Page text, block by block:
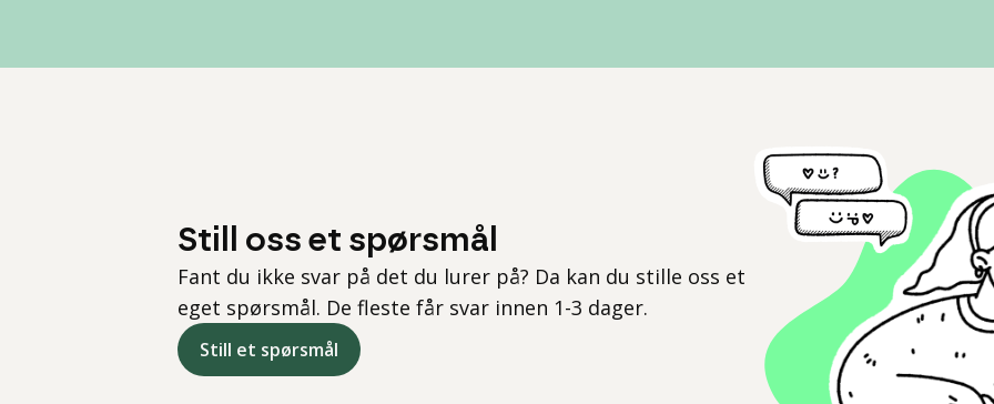
Still oss et spørsmål
Fant du ikke svar på det du lurer på? Da kan du stille oss et
eget spørsmål. De fleste får svar innen 1-3 dager.
Still et spørsmål